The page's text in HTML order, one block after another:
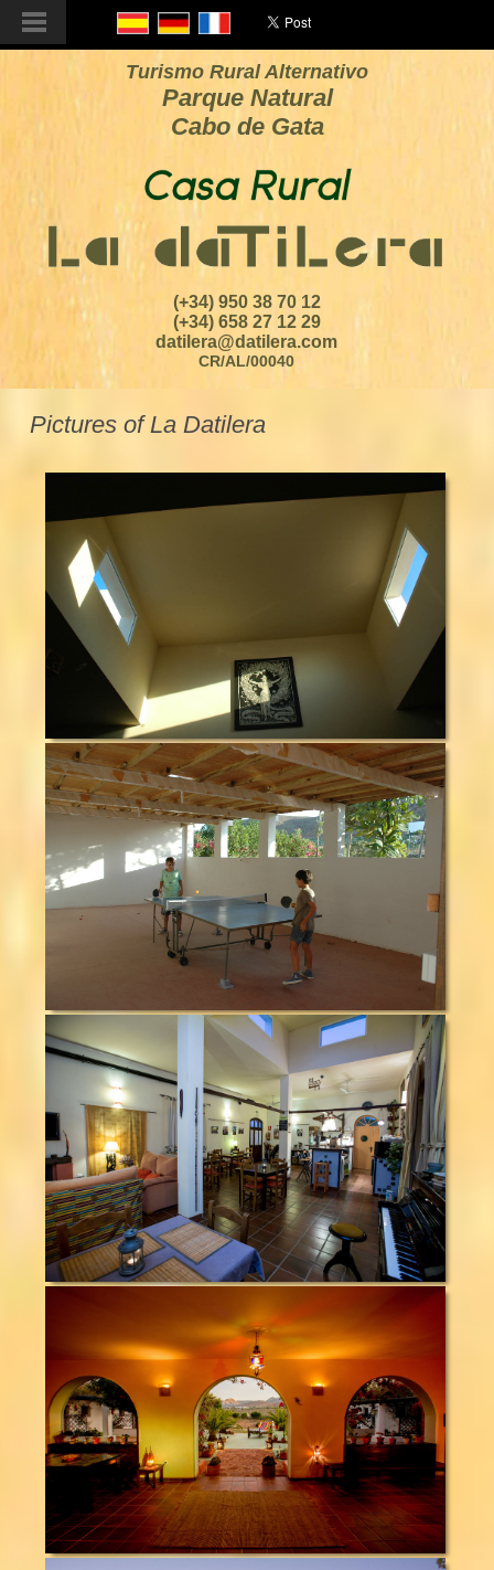
Turismo Rural Alternativo
Parque Natural
Cabo de Gata
(+34) 950 38 70 12
(+34) 658 27 12 29
datilera@datilera.com
CR/AL/00040
Pictures of La Datilera